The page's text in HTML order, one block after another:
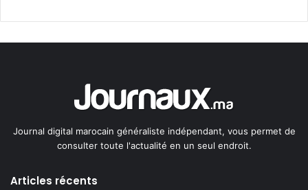
Journal digital marocain généraliste indépendant, vous permet de
consulter toute l'actualité en un seul endroit.
Articles récents